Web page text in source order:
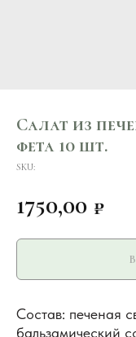
Салат из
фета 10 шт.
SKU:
1750,00 ₽
Состав: печеная
бальзамический